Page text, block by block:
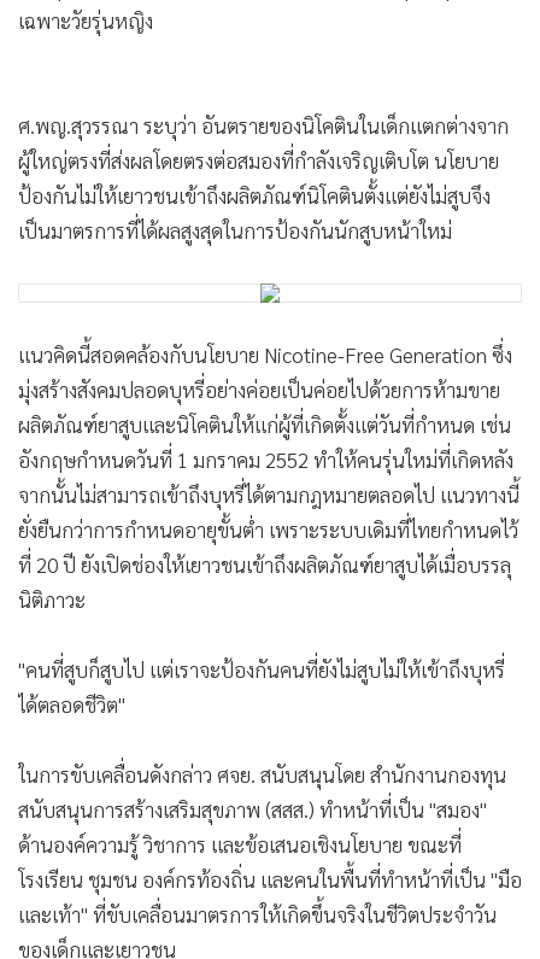
• กองทุนรวม
• ญี่ปุ่น
• News1
• Gotomanager
ในโอกาสวันงดสูบบุหรี่โลก 31 พฤษภาคม โดยมี รศ.ดร.สิทธิวัฒน์
องค์กรท้องถิ่น และภาคีในพื้นที่ศาลายาเข้าร่วม
ศ.พญ.สุวรรณา เรืองกาญจนเศรษฐ์ ศูนย์วิจัยและจัดการความรู้
เพื่อการควบคุมยาสูบ (ศจย.) คณะแพทยศาสตร์โรงพยาบาล
การสูบบุหรี่ได้ครึ่งหนึ่งจากร้อยละ 32 เหลือ 16.7 ในช่วงปี
2532–2567 แต่อัตราการลดดังกล่าวเริ่มชะลอตัวตั้งแต่ปี 2557
เมื่อบุหรี่ไฟฟ้าลักลอบเข้ามาและแพร่ระบาดในกลุ่มวัยรุ่น โดย
เฉพาะวัยรุ่นหญิง
ศ.พญ.สุวรรณา ระบุว่า อันตรายของนิโคตินในเด็กแตกต่างจาก
ผู้ใหญ่ตรงที่ส่งผลโดยตรงต่อสมองที่กำลังเจริญเติบโต นโยบาย
ป้องกันไม่ให้เยาวชนเข้าถึงผลิตภัณฑ์นิโคตินตั้งแต่ยังไม่สูบจึง
เป็นมาตรการที่ได้ผลสูงสุดในการป้องกันนักสูบหน้าใหม่
แนวคิดนี้สอดคล้องกับนโยบาย Nicotine-Free Generation ซึ่ง
ผลิตภัณฑ์ยาสูบและนิโคตินให้แก่ผู้ที่เกิดตั้งแต่วันที่กำหนด เช่น
อังกฤษกำหนดวันที่ 1 มกราคม 2552 ทำให้คนรุ่นใหม่ที่เกิดหลัง
จากนั้นไม่สามารถเข้าถึงบุหรี่ได้ตามกฎหมายตลอดไป แนวทางนี้
ยั่งยืนกว่าการกำหนดอายุขั้นต่ำ เพราะระบบเดิมที่ไทยกำหนดไว้
ที่ 20 ปี ยังเปิดช่องให้เยาวชนเข้าถึงผลิตภัณฑ์ยาสูบได้เมื่อบรรลุ
นิติภาวะ